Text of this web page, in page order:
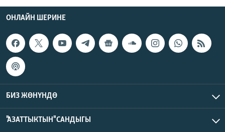
ОНЛАЙН ШЕРИНЕ
БИЗ ЖӨНҮНДӨ
"АЗАТТЫКТЫН" САНДЫГЫ